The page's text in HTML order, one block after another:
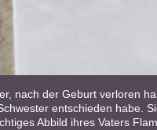
nach der Geburt verloren
entschieden habe.
Abbild ihres Vaters